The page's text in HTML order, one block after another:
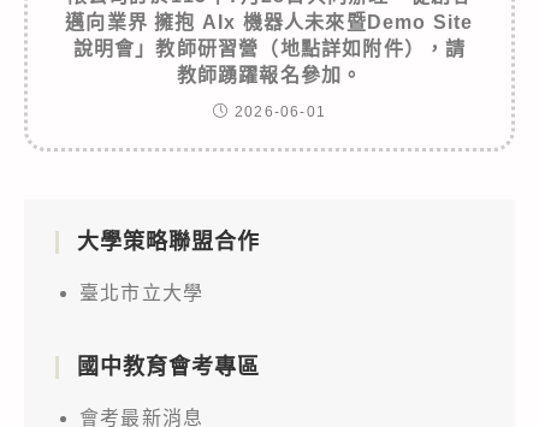
邁向業界 擁抱 AIx 機器人未來暨Demo Site
說明會」教師研習營（地點詳如附件），請
教師踴躍報名參加。
2026-06-01
大學策略聯盟合作
臺北市立大學
國中教育會考專區
會考最新消息